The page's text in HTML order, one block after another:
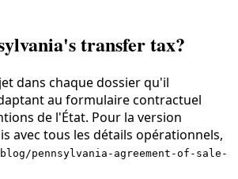
transfer tax?
dans chaque dossier qu'il
au formulaire contractuel
de l'État. Pour la version
avec tous les détails opérationnels,
pennsylvania-agreement-of-sale-